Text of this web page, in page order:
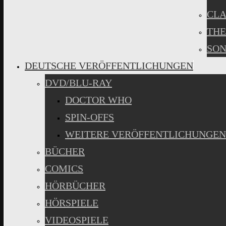
DEUTSCHE VERÖFFENTLICHUNGEN
DVD/BLU-RAY
DOCTOR WHO
SPIN-OFFS
WEITERE VERÖFFENTLICHUNGEN
BÜCHER
COMICS
HÖRBÜCHER
HÖRSPIELE
VIDEOSPIELE